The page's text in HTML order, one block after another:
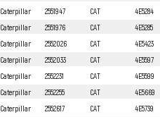
Caterpillar 2551947 CAT 4E5284
Caterpillar 2551976 CAT 4E5285
Caterpillar 2552026 CAT 4E5423
Caterpillar 2552033 CAT 4E5597
Caterpillar 2552231 CAT 4E5599
Caterpillar 2552255 CAT 4E5669
Caterpillar 2552617 CAT 4E5739